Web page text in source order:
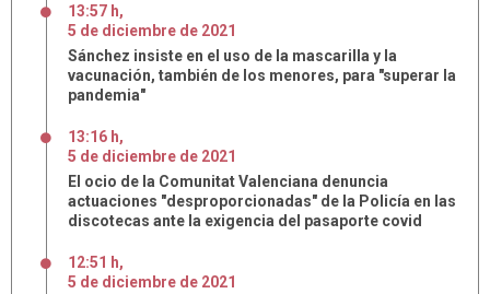
13:57 h,
5 de diciembre de 2021
Sánchez insiste en el uso de la mascarilla y la
vacunación, también de los menores, para "superar la
pandemia"
13:16 h,
5 de diciembre de 2021
El ocio de la Comunitat Valenciana denuncia
actuaciones "desproporcionadas" de la Policía en las
discotecas ante la exigencia del pasaporte covid
12:51 h,
5 de diciembre de 2021